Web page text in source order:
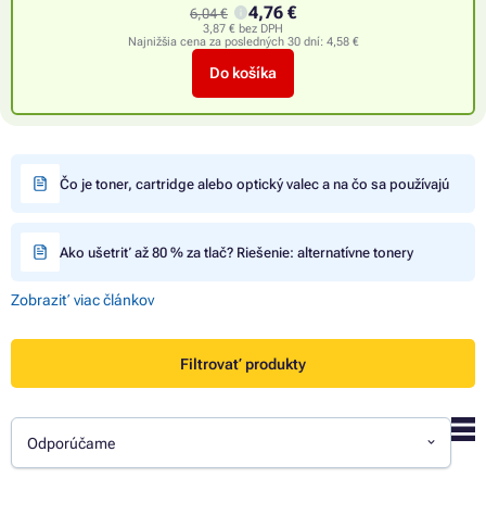
6,04 € 4,76 €
3,87 € bez DPH
Najnižšia cena za posledných 30 dní: 4,58 €
Do košíka
Čo je toner, cartridge alebo optický valec a na čo sa používajú
Ako ušetriť až 80 % za tlač? Riešenie: alternatívne tonery
Zobraziť viac článkov
Filtrovať produkty
Odporúčame